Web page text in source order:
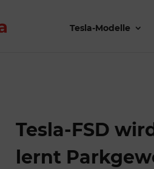
Tesla-Modelle
Tesla-FSD
lernt